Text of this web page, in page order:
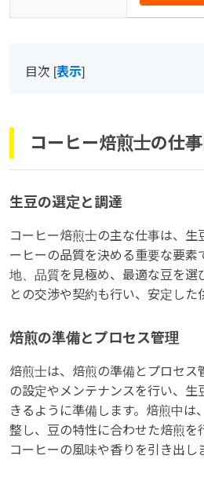
目次 [表示]
コーヒー焙煎士の仕
生豆の選定と調達
コーヒー焙煎士の主な仕事は、生
ーヒーの品質を決める重要な要素
地、品質を見極め、最適な豆を選
との交渉や契約も行い、安定した
焙煎の準備とプロセス管理
焙煎士は、焙煎の準備とプロセス
の設定やメンテナンスを行い、生
きるように準備します。焙煎中は
整し、豆の特性に合わせた焙煎を
コーヒーの風味や香りを引き出し